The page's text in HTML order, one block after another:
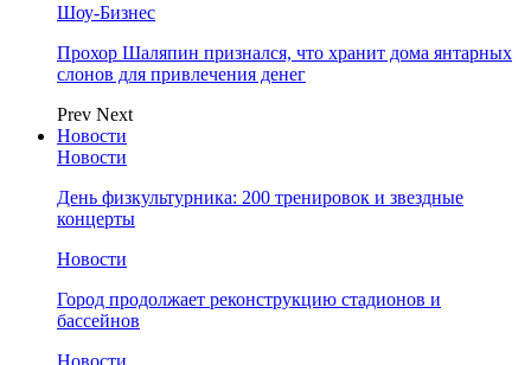
Шоу-Бизнес
Прохор Шаляпин признался, что хранит дома янтарных
слонов для привлечения денег
Prev Next
Новости
Новости
День физкультурника: 200 тренировок и звездные
концерты
Новости
Город продолжает реконструкцию стадионов и
бассейнов
Новости